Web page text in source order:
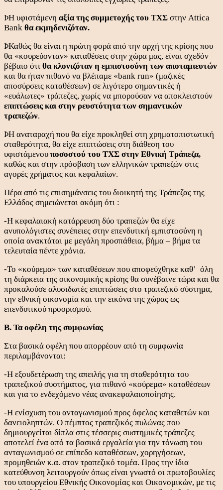
ÞΗ υφιστάμενη αξία της συμμετοχής του ΤΧΣ στην Attica
Bank θα εκμηδενιζόταν.
ÞΚαθώς θα είναι η πρώτη φορά από την αρχή της κρίσης που
θα «κουρεύονταν» καταθέσεις στην χώρα μας, είναι σχεδόν
βέβαιο ότι θα κλονιζόταν η εμπιστοσύνη των αποταμιευτών
και θα ήταν πιθανό να βλέπαμε «bank run» (μαζικές
αποσύρσεις καταθέσεων) σε λιγότερο σημαντικές ή
«ευάλωτες» τράπεζες, χωρίς να μπορούσαν να αποκλειστούν
επιπτώσεις και στην ρευστότητα των σημαντικών
τραπεζών.
ÞΗ αναταραχή που θα είχε προκληθεί στη χρηματοπιστωτική
σταθερότητα, θα είχε επιπτώσεις στη διάθεση του
υφιστάμενου ποσοστού του ΤΧΣ στην Εθνική Τράπεζα,
καθώς και στην πρόσβαση των ελληνικών τραπεζών στις
αγορές χρήματος και κεφαλαίων.
Πέρα από τις επισημάνσεις του διοικητή της Τράπεζας της
Ελλάδος σημειώνεται ακόμη ότι :
-Η κεφαλαιακή κατάρρευση δύο τραπεζών θα είχε
ανυπολόγιστες συνέπειες στην επενδυτική εμπιστοσύνη η
οποία ανακτάται με μεγάλη προσπάθεια, βήμα – βήμα τα
τελευταία πέντε χρόνια.
-Το «κούρεμα» των καταθέσεων που αποφεύχθηκε καθ’ όλη
τη διάρκεια της οικονομικής κρίσης θα συνέβαινε τώρα και θα
προκαλούσε αλυσιδωτές επιπτώσεις στο τραπεζικό σύστημα,
την εθνική οικονομία και την εικόνα της χώρας ως
επενδυτικού προορισμού.
Β. Τα οφέλη της συμφωνίας
Στα βασικά οφέλη που απορρέουν από τη συμφωνία
περιλαμβάνονται:
-Η εξουδετέρωση της απειλής για τη σταθερότητα του
τραπεζικού συστήματος, για πιθανό «κούρεμα» καταθέσεων
και για το ενδεχόμενο νέας ανακεφαλαιοποίησης.
-Η ενίσχυση του ανταγωνισμού προς όφελος καταθετών και
δανειοληπτών. Ο πέμπτος τραπεζικός πυλώνας που
δημιουργείται δίπλα στις τέσσερις συστημικές τράπεζες
αποτελεί ένα από τα βασικά εργαλεία για την τόνωση του
ανταγωνισμού σε επίπεδο καταθέσεων, χορηγήσεων,
προμηθειών κ.α. στον τραπεζικό τομέα. Προς την ίδια
κατεύθυνση λειτουργούν όπως είναι γνωστό οι πρωτοβουλίες
του υπουργείου Εθνικής Οικονομίας και Οικονομικών, με τις